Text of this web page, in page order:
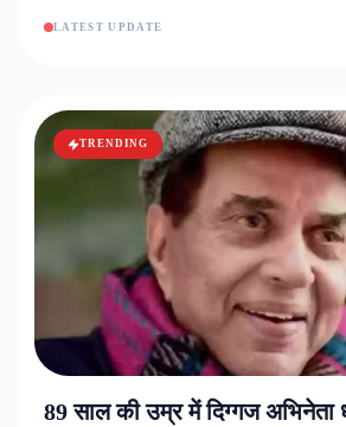
LATEST UPDATE
TRENDING
89 साल की उम्र में दिग्गज अभिनेता धर्मेंद्र का निधन,